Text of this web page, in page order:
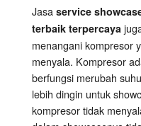
Jasa service
terbaik terpercaya
menangani kompresor
menyala. Kompresor
berfungsi merubah
lebih dingin untuk
kompresor tidak